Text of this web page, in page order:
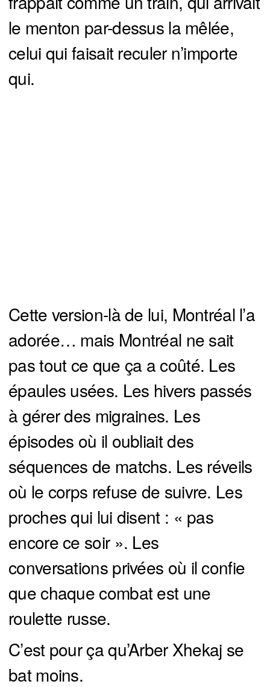
le menton par-dessus la mêlée,
celui qui faisait reculer n’importe
qui.
Cette version-là de lui, Montréal l’a
adorée… mais Montréal ne sait
pas tout ce que ça a coûté. Les
épaules usées. Les hivers passés
à gérer des migraines. Les
épisodes où il oubliait des
séquences de matchs. Les réveils
où le corps refuse de suivre. Les
proches qui lui disent : « pas
encore ce soir ». Les
conversations privées où il confie
que chaque combat est une
roulette russe.
C’est pour ça qu’Arber Xhekaj se
bat moins.